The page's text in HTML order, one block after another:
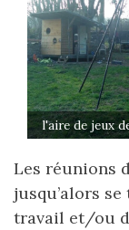
l'aire de jeux
Les réunions
jusqu’alors
travail et/ou